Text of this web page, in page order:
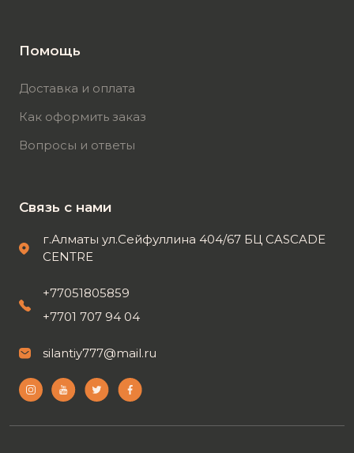
Помощь
Доставка и оплата
Как оформить заказ
Вопросы и ответы
Связь с нами
г.Алматы ул.Сейфуллина 404/67 БЦ CASCADE
CENTRE
+77051805859
+7701 707 94 04
silantiy777@mail.ru